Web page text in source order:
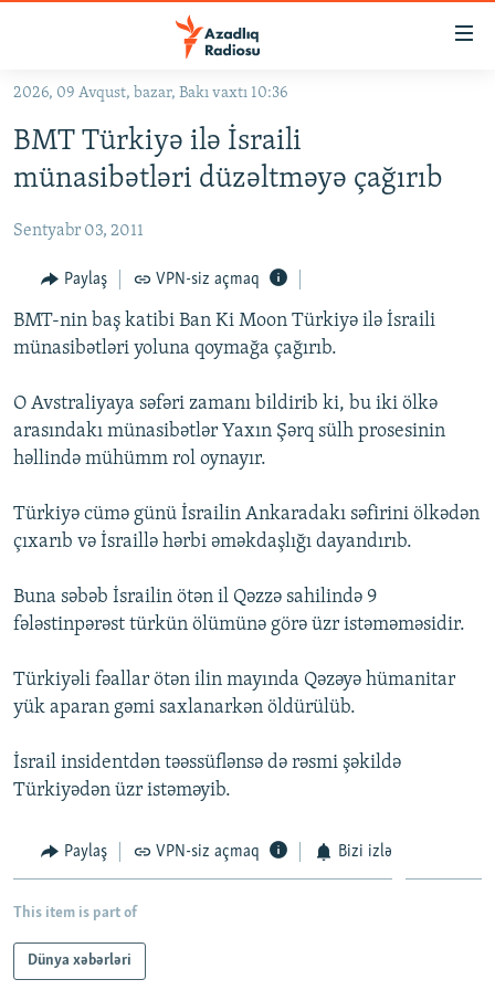
Əsas
qayıt
Əsas
qayıt
#ƏSLINDƏ
FƏRQƏ BAX
QANUNI DOĞRU
ARAŞDIRMA
MULTIMEDIA
VIDEO
İNFOQRAFIKA
RADIO ARXIV
AZƏRBAYCAN ƏDƏBIYYATI KITABXANASI
İZ - MƏDƏNIYYƏT PROQRAMI
MISSIYAMIZ
PEŞƏ ETIKASI VƏ JURNALISTIKA STANDARTLARIMIZ
MATERIALLARIMIZDAN ISTIFADƏ
AZADLIQRADIOSU MOBIL TELEFONUNUZDA
BIZIMLƏ ƏLAQƏ
XƏBƏR BÜLLETENLƏRIMIZ
BIZI IZLƏ
RFE/RL-in bütün saytları
2026, 09 Avqust, bazar, Bakı vaxtı 10:36
BMT Türkiyə ilə İsraili
münasibətləri düzəltməyə çağırıb
Sentyabr 03, 2011
Paylaş VPN-siz açmaq
BMT-nin baş katibi Ban Ki Moon Türkiyə ilə İsraili
münasibətləri yoluna qoymağa çağırıb.
O Avstraliyaya səfəri zamanı bildirib ki, bu iki ölkə
arasındakı münasibətlər Yaxın Şərq sülh prosesinin
həllində mühümm rol oynayır.
Türkiyə cümə günü İsrailin Ankaradakı səfirini ölkədən
çıxarıb və İsraillə hərbi əməkdaşlığı dayandırıb.
Buna səbəb İsrailin ötən il Qəzzə sahilində 9
fələstinpərəst türkün ölümünə görə üzr istəməməsidir.
Türkiyəli fəallar ötən ilin mayında Qəzəyə hümanitar
yük aparan gəmi saxlanarkən öldürülüb.
İsrail insidentdən təəssüflənsə də rəsmi şəkildə
Türkiyədən üzr istəməyib.
Paylaş VPN-siz açmaq Bizi izlə
This item is part of
Dünya xəbərləri